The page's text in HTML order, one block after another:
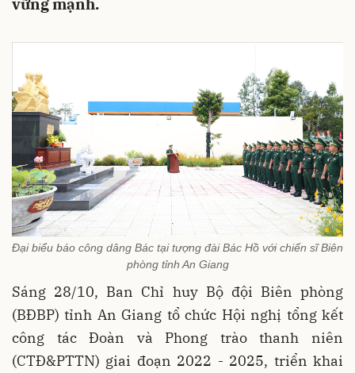
vững mạnh.
Đại biểu báo công dâng Bác tại tượng đài Bác Hồ với chiến sĩ Biên
phòng tỉnh An Giang
Sáng 28/10, Ban Chỉ huy Bộ đội Biên phòng
(BĐBP) tỉnh An Giang tổ chức Hội nghị tổng kết
công tác Đoàn và Phong trào thanh niên
(CTĐ&PTTN) giai đoạn 2022 - 2025, triển khai